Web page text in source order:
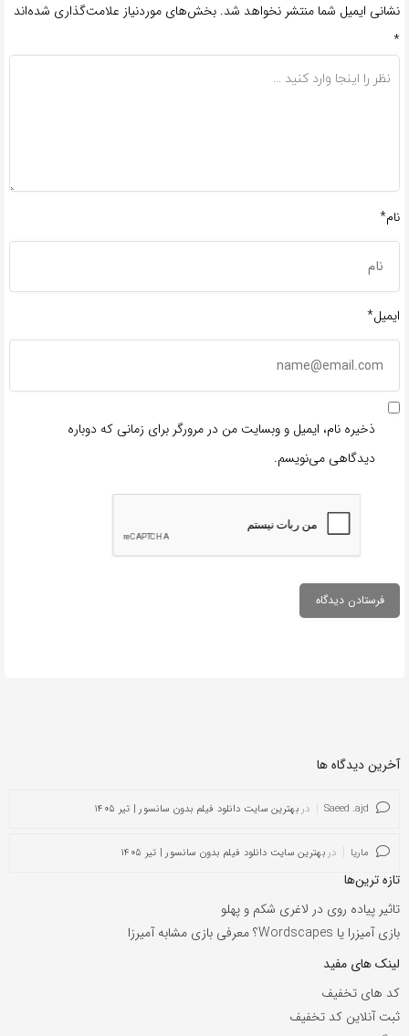
نشانی ایمیل شما منتشر نخواهد شد. بخش‌های موردنیاز علامت‌گذاری شده‌اند
*
نام*
ایمیل*
ذخیره نام، ایمیل و وبسایت من در مرورگر برای زمانی که دوباره
دیدگاهی می‌نویسم.
آخرین دیدگاه ها
Saeed .ajd در بهترین سایت دانلود فیلم بدون سانسور | تیر ۱۴۰۵
ماریا در بهترین سایت دانلود فیلم بدون سانسور | تیر ۱۴۰۵
تازه ترین‌ها
تاثیر پیاده روی در لاغری شکم و پهلو
بازی آمیزرا یا Wordscapes؟ معرفی بازی مشابه آمیرزا
لینک های مفید
کد های تخفیف
ثبت آنلاین کد تخفیف